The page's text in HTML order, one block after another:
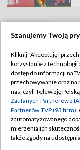
Szanujemy Twoją
Kliknij "Akceptuję i
korzystanie z technologii
dostęp do informacji na
przechowywanie oraz na
nas, czyli Telewizję
Zaufanych Partnerów z
Partnerów TVP (93 firm),
zautomatyzowanego
mierzenia ich
także zgody na